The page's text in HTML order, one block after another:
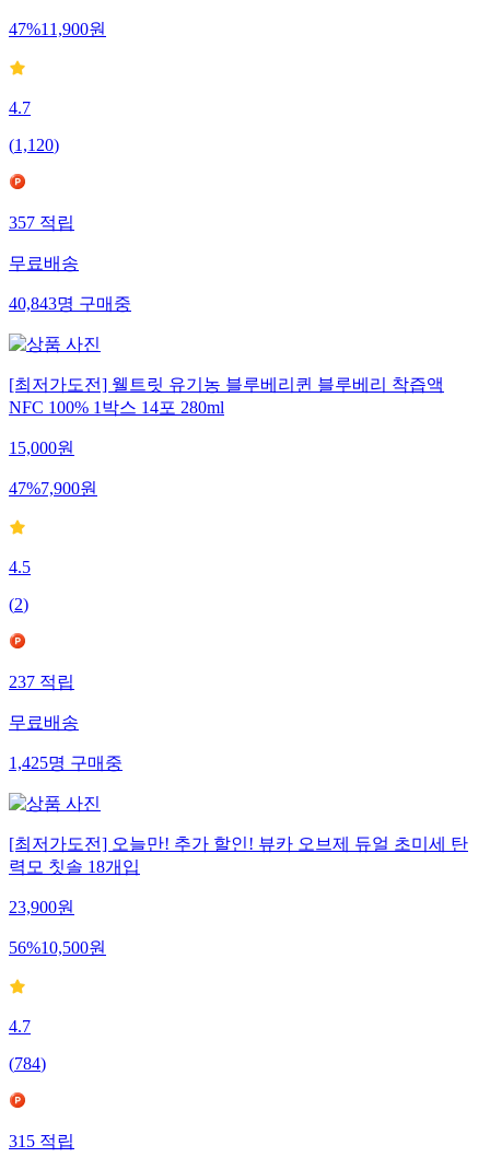
47%11,900원
4.7
(1,120)
357적립
무료배송
40,843명구매중
[최저가도전] 웰트릿 유기농 블루베리퀸 블루베리 착즙액
NFC 100% 1박스 14포 280ml
15,000원
47%7,900원
4.5
(2)
237적립
무료배송
1,425명구매중
[최저가도전] 오늘만! 추가 할인! 뷰카 오브제 듀얼 초미세 탄
력모 칫솔 18개입
23,900원
56%10,500원
4.7
(784)
315적립